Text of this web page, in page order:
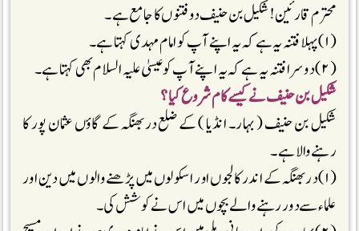
محترم قارئین! شکیل بن حنیف دو فتنوں کا جامع ہے۔
(۱) پہلا فتنہ یہ ہے کہ یہ اپنے آپ کو امام مہدی کہتا ہے۔
(۲) دوسرا فتنہ یہ ہے کہ یہ اپنے آپ کو عیسیٰ علیہ السلام بھی کہتا ہے۔
شکیل بن حنیف نے کیسے کام شروع کیا ؟
شکیل بن حنیف ( بہار۔ انڈیا ) کے ضلع دربھنگہ کے گاؤں عثمان پور کا
رہنے والا ہے۔
(۱) دربھنگہ کے اندر کالجوں اور اسکولوں میں پڑھنے والوں میں دین اور
علماء سے دور رہنے والے بچوں میں اس نے کوشش کی۔